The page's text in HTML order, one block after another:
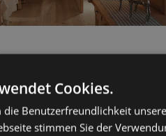
Buchen Sie Ihren
Cookies.
Benutzerfreundlichkeit
stimmen Sie der